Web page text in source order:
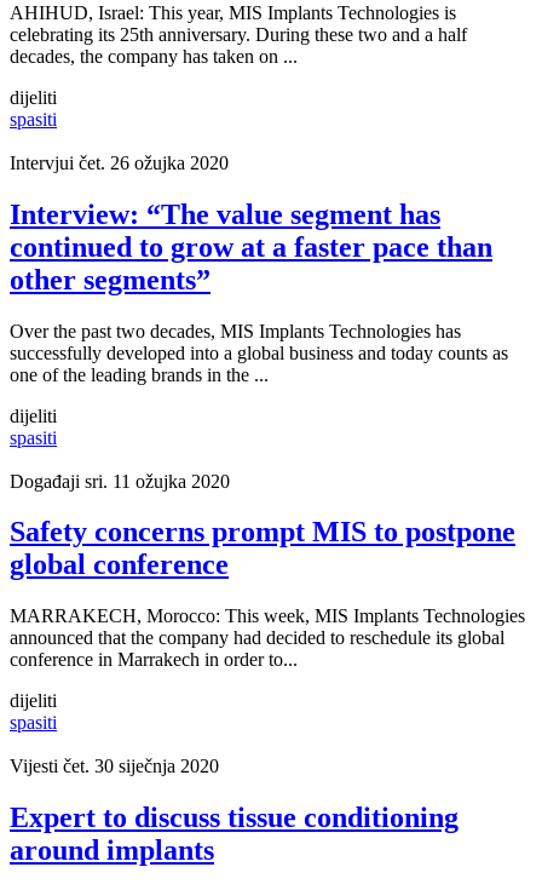
AHIHUD, Israel: This year, MIS Implants Technologies is
celebrating its 25th anniversary. During these two and a half
decades, the company has taken on ...
dijeliti
spasiti
Intervjui čet. 26 ožujka 2020
Interview: “The value segment has
continued to grow at a faster pace than
other segments”
Over the past two decades, MIS Implants Technologies has
successfully developed into a global business and today counts as
one of the leading brands in the ...
dijeliti
spasiti
Događaji sri. 11 ožujka 2020
Safety concerns prompt MIS to postpone
global conference
MARRAKECH, Morocco: This week, MIS Implants Technologies
announced that the company had decided to reschedule its global
conference in Marrakech in order to...
dijeliti
spasiti
Vijesti čet. 30 siječnja 2020
Expert to discuss tissue conditioning
around implants